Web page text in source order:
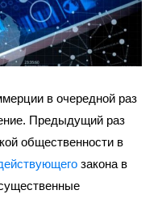
в очередной раз
Предыдущий раз
общественности в
закона в